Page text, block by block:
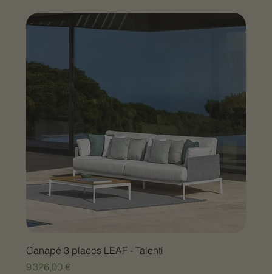
Canapé 3 places LEAF - Talenti
Prix
9 326,00 €